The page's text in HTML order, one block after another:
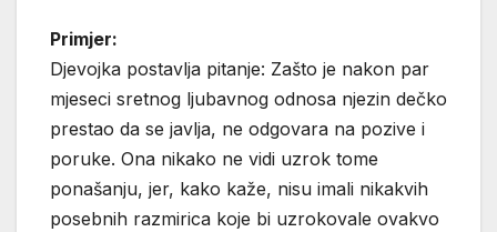
Primjer:
Djevojka postavlja pitanje: Zašto je nakon par
mjeseci sretnog ljubavnog odnosa njezin dečko
prestao da se javlja, ne odgovara na pozive i
poruke. Ona nikako ne vidi uzrok tome
ponašanju, jer, kako kaže, nisu imali nikakvih
posebnih razmirica koje bi uzrokovale ovakvo